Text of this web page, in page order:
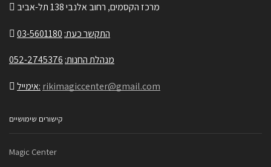
מרכז הקסמים, רחוב אלנבי 138 תל-אביב
התקשר כעת: 03-5601180
מנהלת החנות: 052-2745376
אימייל: rikimagiccenter@gmail.com
קישורים שימושיים
Magic Center